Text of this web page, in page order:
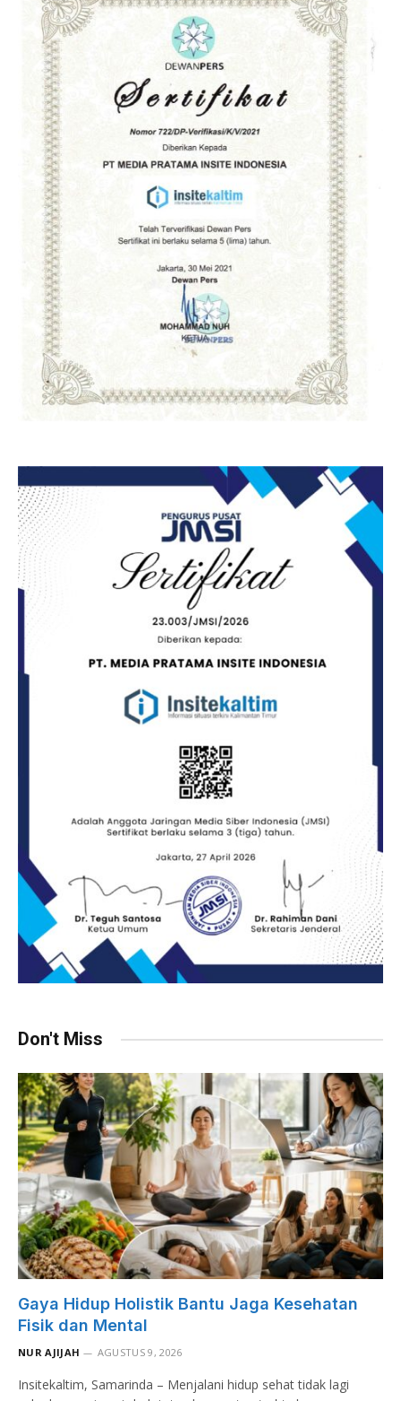
Don't Miss
Gaya Hidup Holistik Bantu Jaga Kesehatan
Fisik dan Mental
NUR AJIJAH AGUSTUS 9, 2026
Insitekaltim, Samarinda – Menjalani hidup sehat tidak lagi